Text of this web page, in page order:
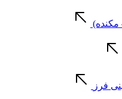
مکنده)
فرز